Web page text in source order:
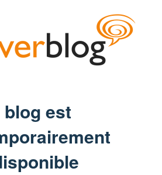
blog est